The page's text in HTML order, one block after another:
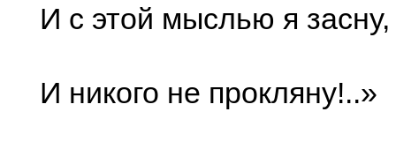
И с этой мыслью я засну,
И никого не прокляну!..»